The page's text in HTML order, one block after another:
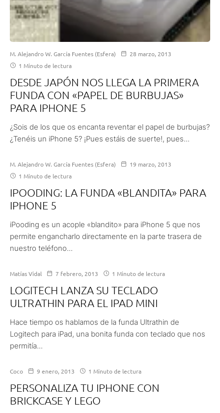
M. Alejandro W. García Fuentes (Esfera)
28 marzo, 2013
1 Minuto de lectura
DESDE JAPÓN NOS LLEGA LA PRIMERA
FUNDA CON «PAPEL DE BURBUJAS»
PARA IPHONE 5
¿Sois de los que os encanta reventar el papel de burbujas?
¿Tenéis un iPhone 5? ¡Pues estáis de suerte!, pues...
M. Alejandro W. García Fuentes (Esfera)
19 marzo, 2013
1 Minuto de lectura
IPOODING: LA FUNDA «BLANDITA» PARA
IPHONE 5
iPooding es un acople «blandito» para iPhone 5 que nos
permite engancharlo directamente en la parte trasera de
nuestro teléfono...
Matías Vidal 7 febrero, 2013 1 Minuto de lectura
LOGITECH LANZA SU TECLADO
ULTRATHIN PARA EL IPAD MINI
Hace tiempo os hablamos de la funda Ultrathin de
Logitech para iPad, una bonita funda con teclado que nos
permitía...
Coco 9 enero, 2013 1 Minuto de lectura
PERSONALIZA TU IPHONE CON
BRICKCASE Y LEGO